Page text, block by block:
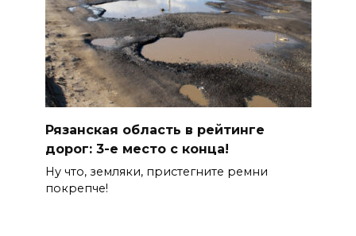
Рязанская область в рейтинге
дорог: 3-е место с конца!
Ну что, земляки, пристегните ремни
покрепче!